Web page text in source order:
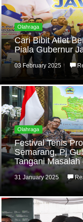
Olahraga
Cari Bibit Atlet
Piala Gubernur
03 February 2025
Olahraga
Festival Tenis
Semarang, Pj
Tangani Masalah
31 January 2025